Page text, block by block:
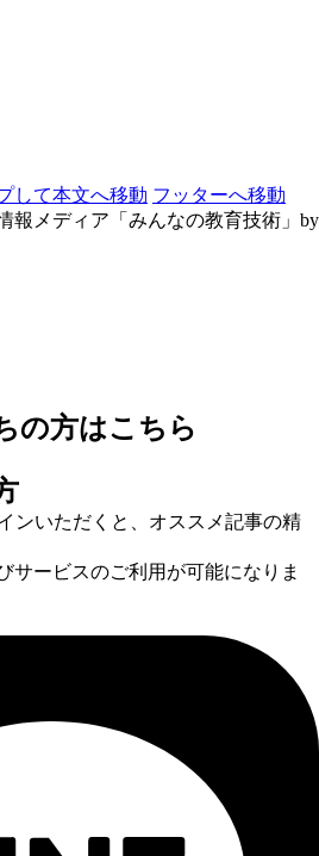
して本文へ移動 フッターへ移動
報メディア「みんなの教育技術」by
の方はこちら
ンいただくと、オススメ記事の精
サービスのご利用が可能になりま